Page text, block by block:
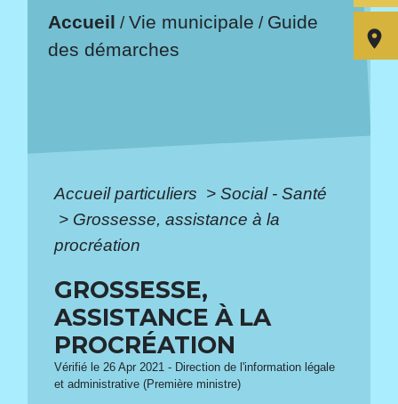
Accueil /Vie municipale / Guide
des démarches
Accueil particuliers > Social - Santé
> Grossesse, assistance à la
procréation
GROSSESSE,
ASSISTANCE À LA
PROCRÉATION
Vérifié le 26 Apr 2021 - Direction de l'information légale
et administrative (Première ministre)
room